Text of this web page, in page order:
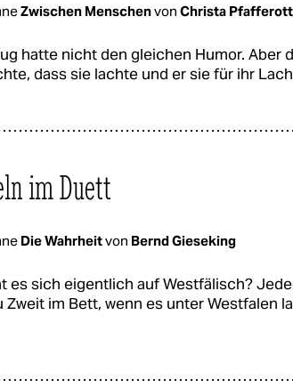
Zwischen Menschenvon Christa Pfafferott
hatte nicht den gleichen Humor. Aber
dass sie lachte und er sie für ihr
im Duett
Die Wahrheitvon Bernd Gieseking
es sich eigentlich auf Westfälisch?
Zweit im Bett, wenn es unter Westfalen